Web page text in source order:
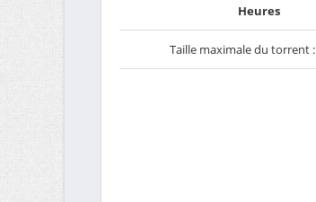
Heures
Taille maximale du torrent :